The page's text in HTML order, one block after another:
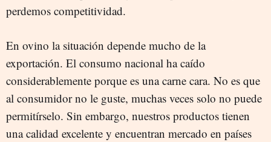
perdemos competitividad.
En ovino la situación depende mucho de la
exportación. El consumo nacional ha caído
considerablemente porque es una carne cara. No es que
al consumidor no le guste, muchas veces solo no puede
permitírselo. Sin embargo, nuestros productos tienen
una calidad excelente y encuentran mercado en países